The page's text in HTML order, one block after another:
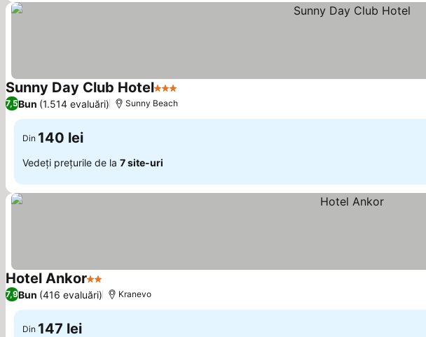
Sunny Day Club Hotel3 Stele
7,5Bun (1.514 evaluări) Sunny Beach
Din 140 lei
Vedeți prețurile de la 7 site-uri
Hotel Ankor2 SteleVedeți prețurile
7,9Bun (416 evaluări) Kranevo
Din 147 lei